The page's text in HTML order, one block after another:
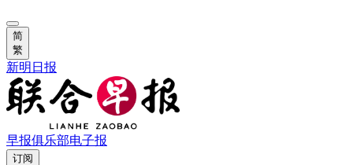
简
繁
新明日报
早报俱乐部电子报
订阅